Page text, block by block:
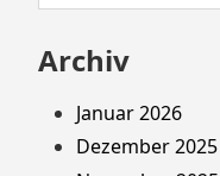
nach:
Archiv
Januar 2026
Dezember 2025